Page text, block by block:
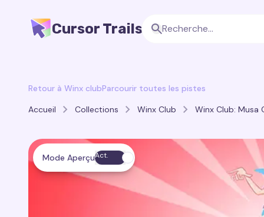
Cursor Trails
Retour à Winx clubParcourir toutes les pistes
Accueil
Collections Winx Club Winx Club: Musa
Mode AperçuAct.